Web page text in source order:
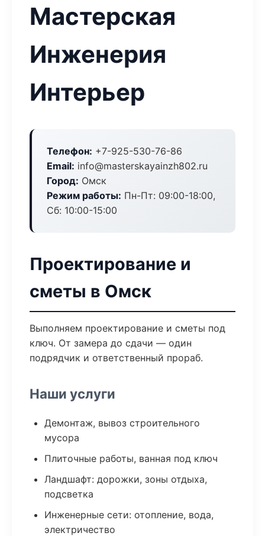
Мастерская
Инженерия
Интерьер
Телефон: +7-925-530-76-86
Email: info@masterskayainzh802.ru
Город: Омск
Режим работы: Пн-Пт: 09:00-18:00,
Сб: 10:00-15:00
Проектирование и
сметы в Омск
Выполняем проектирование и сметы под
ключ. От замера до сдачи — один
подрядчик и ответственный прораб.
Наши услуги
Демонтаж, вывоз строительного
мусора
Плиточные работы, ванная под ключ
Ландшафт: дорожки, зоны отдыха,
подсветка
Инженерные сети: отопление, вода,
электричество